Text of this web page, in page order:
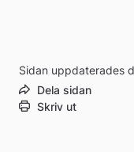
Sidan uppdaterades
Dela sidan
Skriv ut